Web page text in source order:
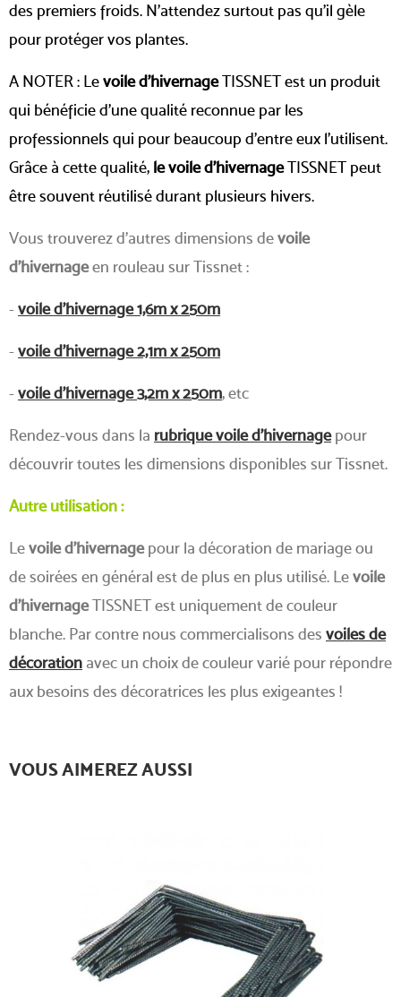
des premiers froids. N'attendez surtout pas qu'il gèle
pour protéger vos plantes.
A NOTER : Levoile d'hivernageTISSNET est un produit
qui bénéficie d'une qualité reconnue par les
professionnels qui pour beaucoup d'entre eux l'utilisent.
Grâce à cette qualité, le voile d'hivernageTISSNET peut
être souvent réutilisé durant plusieurs hivers.
Vous trouverez d'autres dimensions devoile
d'hivernageen rouleau sur Tissnet :
-voile d'hivernage 1,6m x 250m
-voile d'hivernage 2,1m x 250m
-voile d'hivernage 3,2m x 250m, etc
Rendez-vous dans la rubrique voile d'hivernagepour
découvrir toutes les dimensions disponibles sur Tissnet.
Autre utilisation :
Levoile d'hivernagepour la décoration de mariage ou
de soirées en général est de plus en plus utilisé. Levoile
d'hivernageTISSNET est uniquement de couleur
blanche. Par contre nous commercialisons des voiles de
décoration avec un choix de couleur varié pour répondre
aux besoins des décoratrices les plus exigeantes !
VOUS AIMEREZ AUSSI